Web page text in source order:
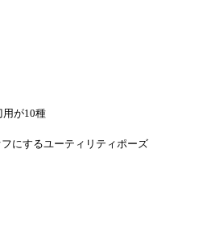
用が10種
にするユーティリティポーズ